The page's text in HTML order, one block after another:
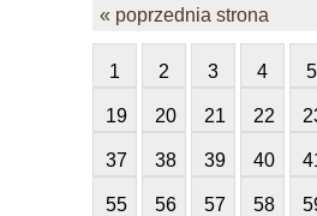
« poprzednia strona
1 2 3 4 5
19 20 21 22
37 38 39 40
55 56 57 58